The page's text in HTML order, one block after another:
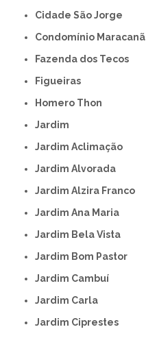
Cidade São Jorge
Condomínio Maracanã
Fazenda dos Tecos
Figueiras
Homero Thon
Jardim
Jardim Aclimação
Jardim Alvorada
Jardim Alzira Franco
Jardim Ana Maria
Jardim Bela Vista
Jardim Bom Pastor
Jardim Cambuí
Jardim Carla
Jardim Ciprestes